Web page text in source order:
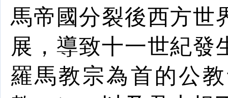
馬帝國分裂後西方世
展，導致十一世紀發
羅馬教宗為首的公